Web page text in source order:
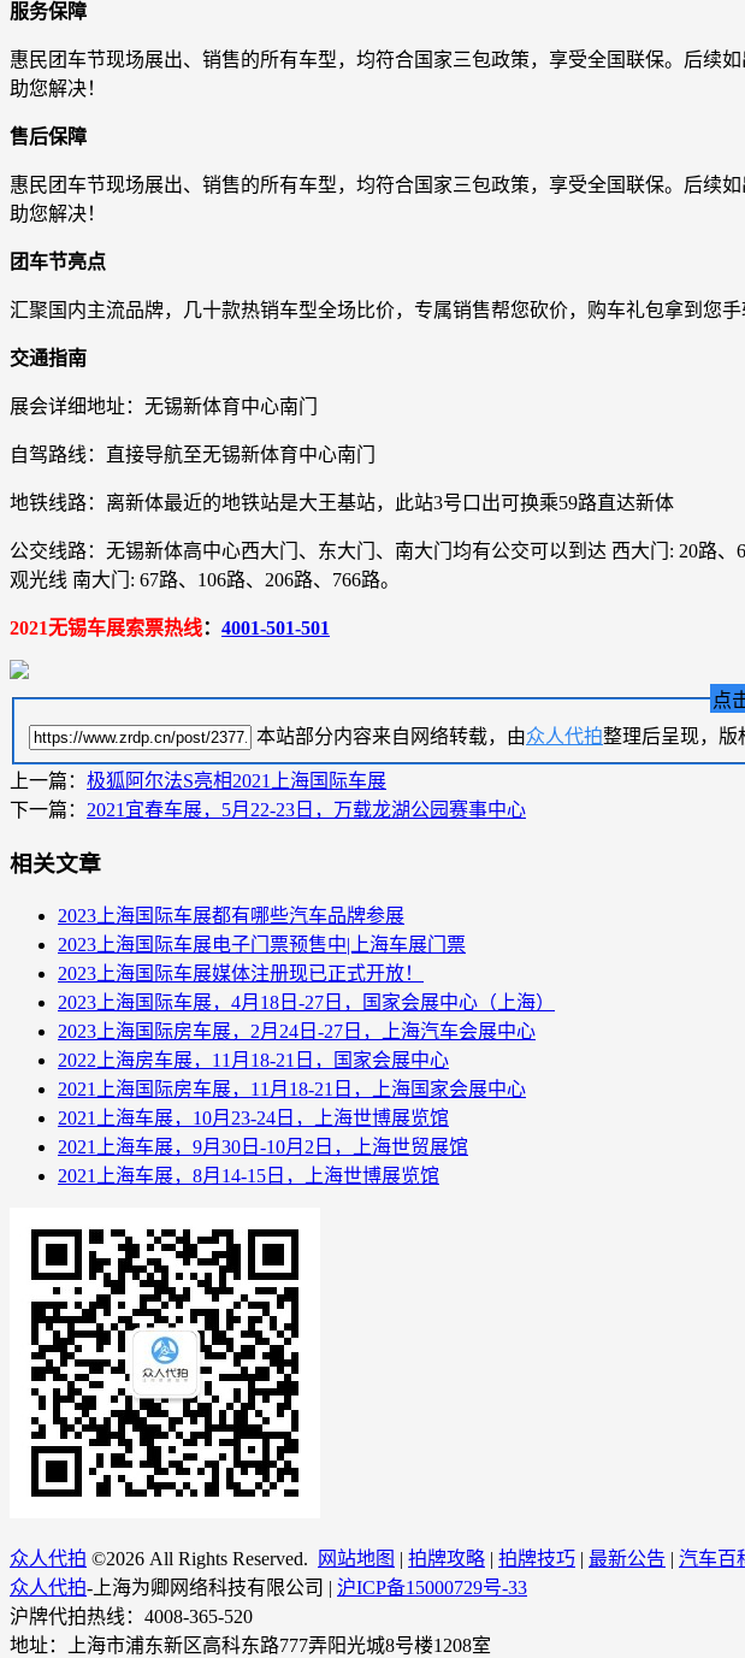
服务保障
惠民团车节现场展出、销售的所有车型，均符合国家三包政策，享受全国联保。后续
助您解决！
售后保障
惠民团车节现场展出、销售的所有车型，均符合国家三包政策，享受全国联保。后续
助您解决！
团车节亮点
汇聚国内主流品牌，几十款热销车型全场比价，专属销售帮您砍价，购车礼包拿到您手
交通指南
展会详细地址：无锡新体育中心南门
自驾路线：直接导航至无锡新体育中心南门
地铁线路：离新体最近的地铁站是大王基站，此站3号口出可换乘59路直达新体
公交线路：无锡新体高中心西大门、东大门、南大门均有公交可以到达 西大门: 20路、
观光线 南大门: 67路、106路、206路、766路。
2021无锡车展索票热线： 4001-501-501
点
本站部分内容来自网络转载，由众人代拍整理后呈现，版
上一篇： 极狐阿尔法S亮相2021上海国际车展
下一篇： 2021宜春车展，5月22-23日，万载龙湖公园赛事中心
相关文章
2023上海国际车展都有哪些汽车品牌参展
2023上海国际车展电子门票预售中|上海车展门票
2023上海国际车展媒体注册现已正式开放！
2023上海国际车展，4月18日-27日，国家会展中心（上海）
2023上海国际房车展，2月24日-27日，上海汽车会展中心
2022上海房车展，11月18-21日，国家会展中心
2021上海国际房车展，11月18-21日，上海国家会展中心
2021上海车展，10月23-24日，上海世博展览馆
2021上海车展，9月30日-10月2日，上海世贸展馆
2021上海车展，8月14-15日，上海世博展览馆
众人代拍 ©2026 All Rights Reserved. 网站地图 | 拍牌攻略 | 拍牌技巧 | 最新公告 | 汽车百
众人代拍-上海为卿网络科技有限公司 | 沪ICP备15000729号-33
沪牌代拍热线：4008-365-520
地址：上海市浦东新区高科东路777弄阳光城8号楼1208室